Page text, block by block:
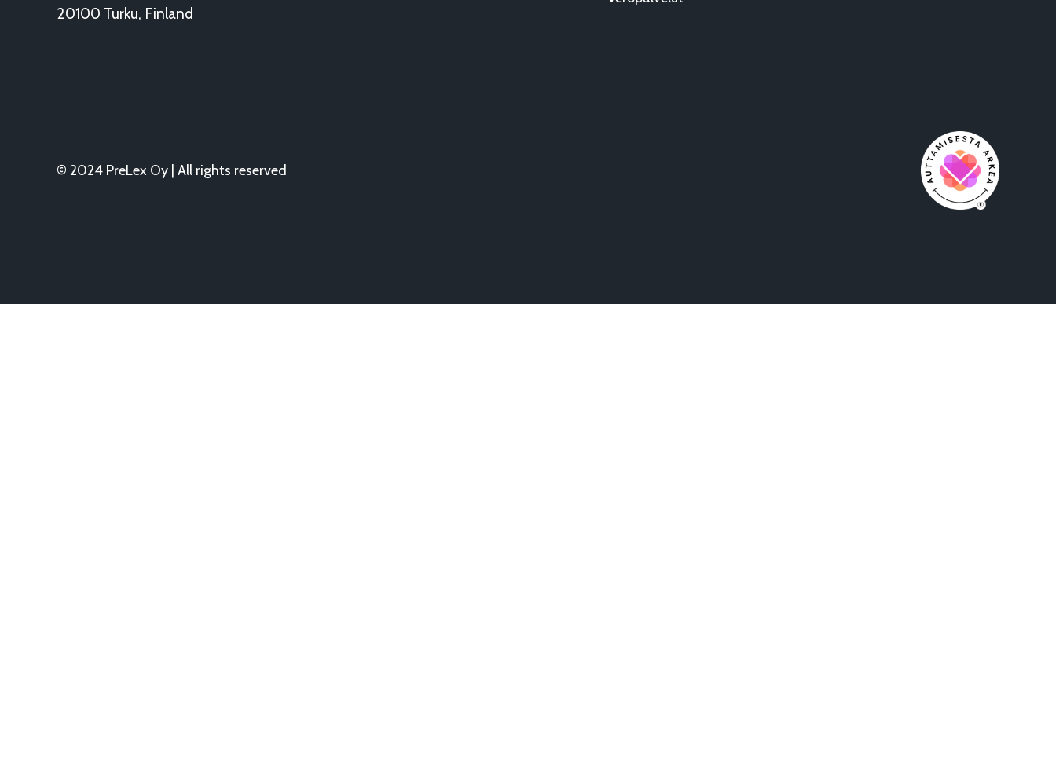
20100 Turku, Finland
© 2024 PreLex Oy | All rights reserved